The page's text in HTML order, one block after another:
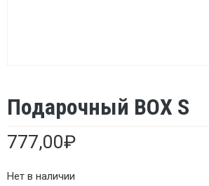
Подарочный BOX S
777,00₽
Нет в наличии